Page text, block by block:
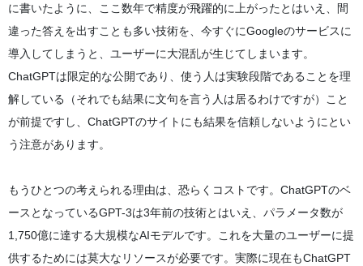
に書いたように、ここ数年で精度が飛躍的に上がったとはいえ、間
違った答えを出すことも多い技術を、今すぐにGoogleのサービスに
導入してしまうと、ユーザーに大混乱が生じてしまいます。
ChatGPTは限定的な公開であり、使う人は実験段階であることを理
解している（それでも結果に文句を言う人は居るわけですが）こと
が前提ですし、ChatGPTのサイトにも結果を信頼しないようにとい
う注意があります。
もうひとつの考えられる理由は、恐らくコストです。ChatGPTのベ
ースとなっているGPT-3は3年前の技術とはいえ、パラメータ数が
1,750億に達する大規模なAIモデルです。これを大量のユーザーに提
供するためには莫大なリソースが必要です。実際に現在もChatGPT